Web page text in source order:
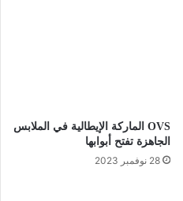
OVS الماركة الإيطالية في الملابس
الجاهزة تفتح أبوابها
28 نوفمبر 2023